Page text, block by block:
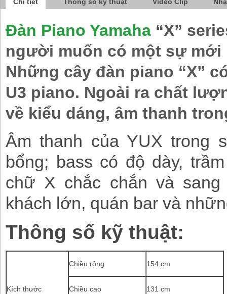
Đàn Piano Yamaha “X”
người muốn có một sự mới
Những cây đàn piano “X”
U3 piano. Ngoài ra chất
về kiểu dáng, âm thanh
Âm thanh của YUX trong
bổng; bass có độ dày,
chữ X chắc chắn và
khách lớn, quán bar và
Thông số kỹ thuật:
Kích thước
Chiều rộng 154 cm
Chiều cao 131 cm